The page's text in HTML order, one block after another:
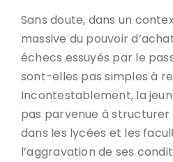
Sans doute, dans un
massive du pouvoir
échecs essuyés par le
sont-elles pas simples à
Incontestablement, la
pas parvenue à
dans les lycées et les
l’aggravation de ses